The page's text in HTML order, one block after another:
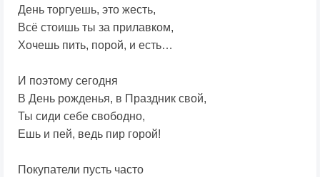
День торгуешь, это жесть,
Всё стоишь ты за прилавком,
Хочешь пить, порой, и есть…
И поэтому сегодня
В День рожденья, в Праздник свой,
Ты сиди себе свободно,
Ешь и пей, ведь пир горой!
Покупатели пусть часто